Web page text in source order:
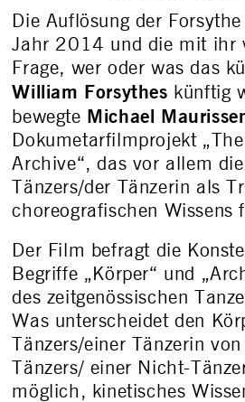
Die Auflösung der
Jahr 2014 und die mit ihr
Frage, wer oder was das
William Forsythes künftig
bewegte Michael
Dokumetarfilmprojekt
Archive“, das vor allem
Tänzers/der Tänzerin als
choreografischen Wissens
Der Film befragt die
Begriffe „Körper“ und
des zeitgenössischen
Was unterscheidet den
Tänzers/einer Tänzerin
Tänzers/ einer Nicht-
möglich, kinetisches